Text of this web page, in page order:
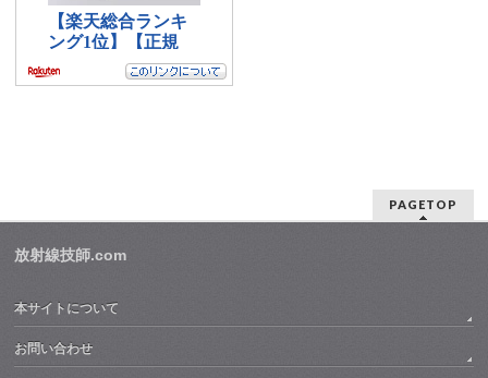
PAGETOP
放射線技師.com
本サイトについて
お問い合わせ